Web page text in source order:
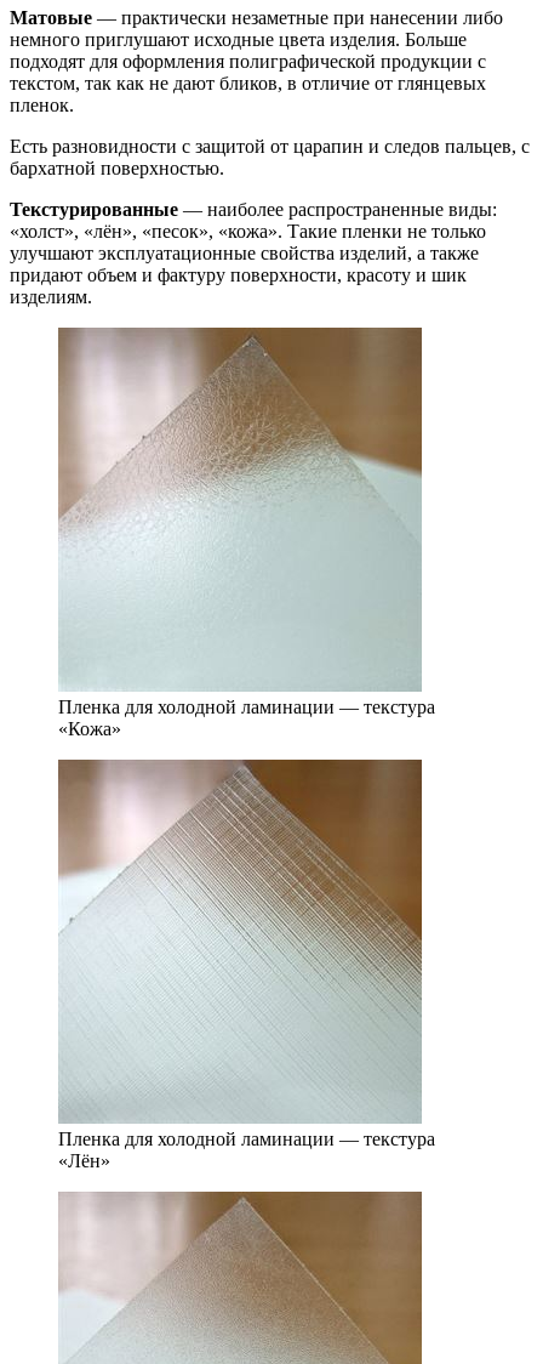
Матовые — практически незаметные при нанесении либо
немного приглушают исходные цвета изделия. Больше
подходят для оформления полиграфической продукции с
текстом, так как не дают бликов, в отличие от глянцевых
пленок.
Есть разновидности с защитой от царапин и следов пальцев, с
бархатной поверхностью.
Текстурированные — наиболее распространенные виды:
«холст», «лён», «песок», «кожа». Такие пленки не только
улучшают эксплуатационные свойства изделий, а также
придают объем и фактуру поверхности, красоту и шик
изделиям.
Пленка для холодной ламинации — текстура
«Кожа»
Пленка для холодной ламинации — текстура
«Лён»